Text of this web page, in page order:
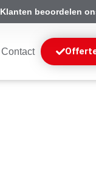
Klanten beoordelen
Contact